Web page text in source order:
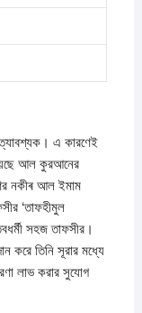
এ কারণেই
আল কুরআনের
নকীৰ আল ইমাম
‘তাফহীমুল
সহজ তাফসীর।
করে তিনি সূরার মধ্যে
লাভ করার সুযােগ